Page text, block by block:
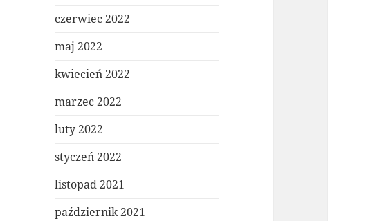
czerwiec 2022
maj 2022
kwiecień 2022
marzec 2022
luty 2022
styczeń 2022
listopad 2021
październik 2021